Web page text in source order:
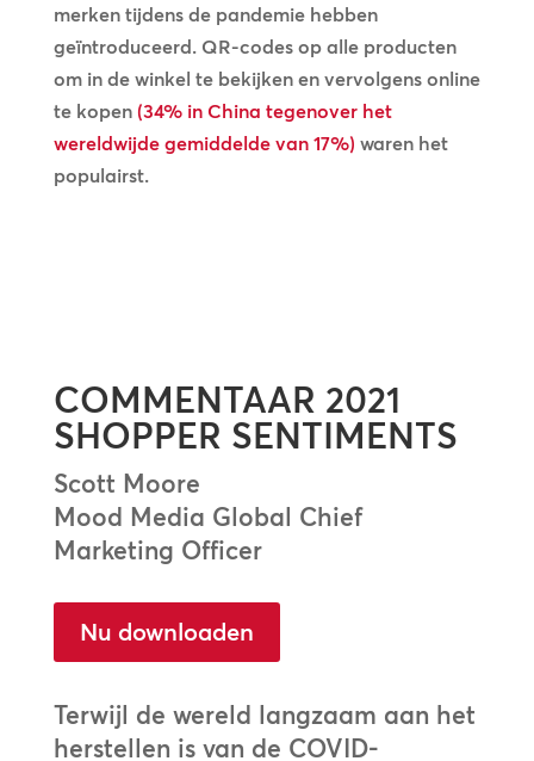
merken tijdens de pandemie hebben
geïntroduceerd. QR-codes op alle producten
om in de winkel te bekijken en vervolgens online
te kopen (34% in China tegenover het
wereldwijde gemiddelde van 17%) waren het
populairst.
COMMENTAAR 2021
SHOPPER SENTIMENTS
Scott Moore
Mood Media Global Chief
Marketing Officer
Nu downloaden
Terwijl de wereld langzaam aan het
herstellen is van de COVID-